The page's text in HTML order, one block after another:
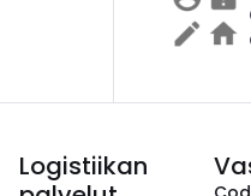
Logistiikan